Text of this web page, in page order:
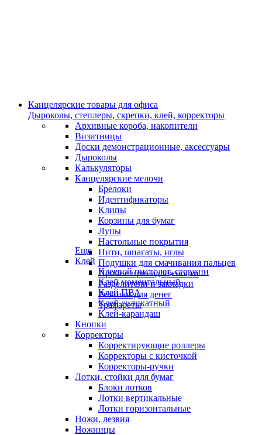
Канцелярские товары для офиса
Дыроколы, степлеры, скрепки, клей, корректоры
Архивные короба, накопители
Визитницы
Доски демонстрационные, аксессуары
Дыроколы
Калькуляторы
Канцелярские мелочи
Брелоки
Идентификаторы
Клипы
Корзины для бумаг
Лупы
Настольные покрытия
Нити, шпагаты, иглы
Подушки для смачивания пальцев
Прочие принадлежности
Разделители и закладки
Резинки для денег
Трафареты
Еще
Клей
Клеевой пистолет, стержни
Клей моментальный
Клей ПВА
Клей силикатный
Клей-карандаш
Кнопки
Корректоры
Корректирующие роллеры
Корректоры с кисточкой
Корректоры-ручки
Лотки, стойки для бумаг
Блоки лотков
Лотки вертикальные
Лотки горизонтальные
Ножи, лезвия
Ножницы